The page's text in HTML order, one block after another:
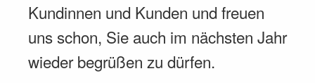
Kundinnen und Kunden und freuen
uns schon, Sie auch im nächsten Jahr
wieder begrüßen zu dürfen.